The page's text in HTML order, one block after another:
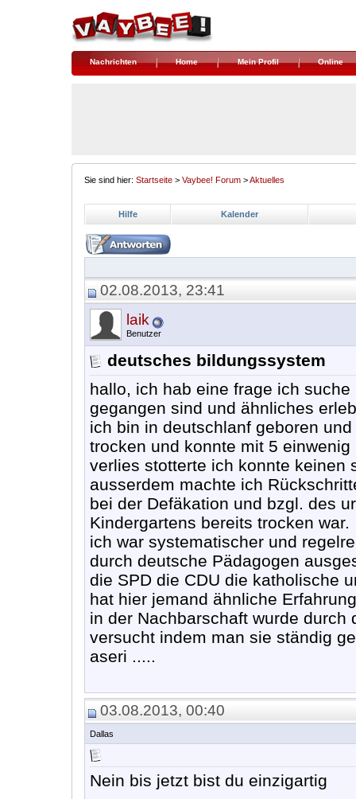
Nachrichten Home Mein Profil Online
Sie sind hier: Startseite > Vaybee! Forum >Aktuelles
Hilfe Kalender
02.08.2013, 23:41
laik
Benutzer
deutsches bildungssystem
hallo, ich hab eine frage ich
gegangen sind und ähnliches
ich bin in deutschlanf geboren
trocken und konnte mit 5
verlies stotterte ich konnte keinen
ausserdem machte ich
bei der Defäkation und bzgl. des
Kindergartens bereits trocken war.
ich war systematischer und
durch deutsche Pädagogen
die SPD die CDU die katholische
hat hier jemand ähnliche
in der Nachbarschaft wurde
versucht indem man sie ständig
aseri .....
03.08.2013, 00:40
Dallas
Nein bis jetzt bist du einzigartig